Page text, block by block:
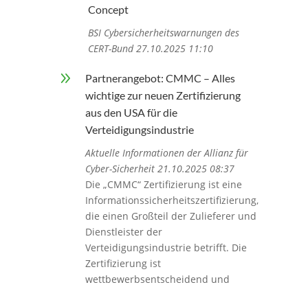
Concept
BSI Cybersicherheitswarnungen des
CERT-Bund 27.10.2025 11:10
9
Partnerangebot: CMMC – Alles
wichtige zur neuen Zertifizierung
aus den USA für die
Verteidigungsindustrie
Aktuelle Informationen der Allianz für
Cyber-Sicherheit 21.10.2025 08:37
Die „CMMC“ Zertifizierung ist eine
Informationssicherheitszertifizierung,
die einen Großteil der Zulieferer und
Dienstleister der
Verteidigungsindustrie betrifft. Die
Zertifizierung ist
wettbewerbsentscheidend und